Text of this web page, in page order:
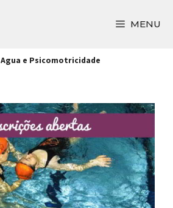
MENU
Agua e Psicomotricidade